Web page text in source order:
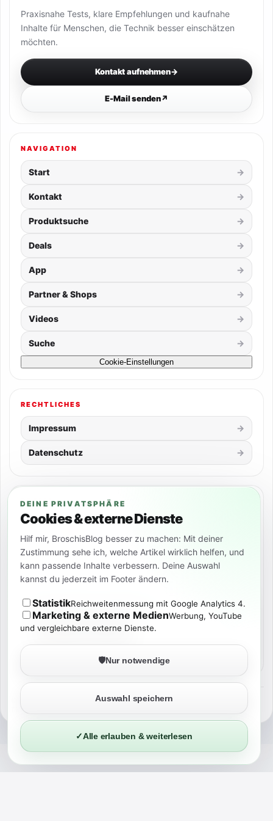
Praxisnahe Tests, klare Empfehlungen und kaufnahe
Inhalte für Menschen, die Technik besser einschätzen
möchten.
Kontakt aufnehmen→
E-Mail senden↗
NAVIGATION
Start
Kontakt
Produktsuche
Deals
App
Partner & Shops
Videos
Suche
Cookie-Einstellungen
RECHTLICHES
Impressum
Datenschutz
SOCIAL
BROSCHISBLOG FÜR ANDROID
News, Deals & Preisalarme
BROSCHISBLOG
TECH. KI. NERD-STUFF. ECHT ERLEBT.
DEINE PRIVATSPHÄRE
Cookies & externe Dienste
Hilf mir, BroschisBlog besser zu machen: Mit deiner
Zustimmung sehe ich, welche Artikel wirklich helfen, und
kann passende Inhalte verbessern. Deine Auswahl
kannst du jederzeit im Footer ändern.
StatistikReichweitenmessung mit Google Analytics 4.
Marketing & externe MedienWerbung, YouTube
und vergleichbare externe Dienste.
🛡️Nur notwendige
Auswahl speichern
✓Alle erlauben & weiterlesen